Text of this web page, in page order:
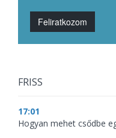
Feliratkozom
FRISS
17:01
Hogyan mehet csődbe